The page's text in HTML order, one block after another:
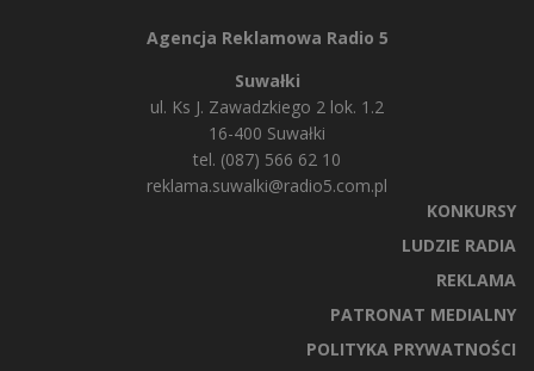
Agencja Reklamowa Radio 5
Suwałki
ul. Ks J. Zawadzkiego 2 lok. 1.2
16-400 Suwałki
tel. (087) 566 62 10
reklama.suwalki@radio5.com.pl
KONKURSY
LUDZIE RADIA
REKLAMA
PATRONAT MEDIALNY
POLITYKA PRYWATNOŚCI